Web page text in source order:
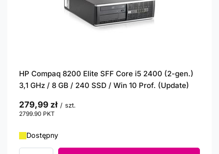
HP Compaq 8200 Elite SFF Core i5 2400 (2-gen.)
3,1 GHz / 8 GB / 240 SSD / Win 10 Prof. (Update)
279,99 zł / szt.
2799.90 PKT
Dostępny